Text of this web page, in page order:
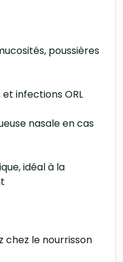
poussières
infections ORL
nasale en cas
idéal à la
chez le nourrisson